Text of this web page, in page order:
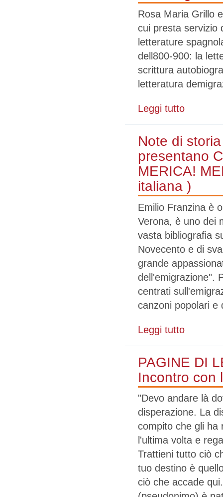
Rosa Maria Grillo
cui presta servizio
letterature
dell800-900: la
scrittura
letteratura
Leggi tutto
Note di
presentano
MERICA!
italiana )
Emilio Franzina è
Verona, è uno dei
vasta bibliografia
Novecento e di
grande
centrati
canzoni popolari e
Leggi tutto
PAGINE DI
Incontro con
"Devo andare là
disperazione. La
compito che gli ha
l'ultima volta e
Trattieni tutto ciò
tuo destino è
ciò che accade